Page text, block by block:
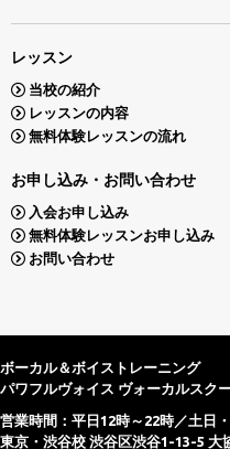
レッスン
当校の紹介
レッスンの内容
無料体験レッスンの流れ
お申し込み・お問い合わせ
入会お申し込み
無料体験レッスンお申し込み
お問い合わせ
ボーカル＆ボイストレーニング
パワフルヴォイス ヴォーカルスク
営業時間：平日12時～22時／土日
東京・渋谷校 渋谷区渋谷1-13-5 大